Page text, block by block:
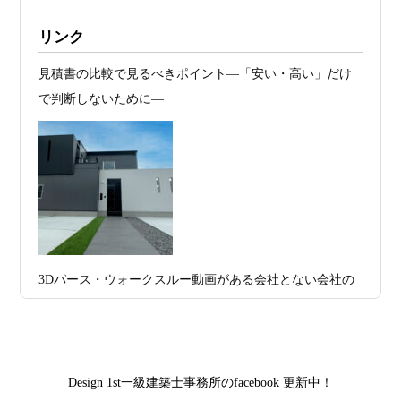
日
RC風デザインを実現するための設計戦略
デザイン住宅
2026年07月11
日
京都・滋賀で注文住宅を建てるなら、建
プラン、相談・3D設計で理想の家づくり
日
由なのか
家”を特別価格で体験できる最後のチャン
施工例・京都市北区・ハイクラスの家1UP
多数お問合せありがとうございました。2021～
2025年度 京都・滋賀の注文住宅モニター募
お問合せ有難う御座いました。京都市北区I様,京都市中京
区K様,京都市右京区S様,滋賀県大津市T様,京都市中京区A
様,京都市山科区E様,滋賀県大津市S様,滋賀県草津市D様,
京都市中京区M様,京都市北区M様,京都市上京区T様,京都
市中京区E様,滋賀県大津市T様,滋賀県大津市A様,京都市
山科区Y様,京都市中京区I様,京都市山科区D様,滋賀県草津
市S様,京都市北区A様,京都府宇治市I様,京都市中京区N様,
京区H様,京都府宇治市M様,京都市中京区I様,京都府宇治市
リンク
見積書の比較で見るべきポイント―「安い・高い」だけ
で判断しないために―
3Dパース・ウォークスルー動画がある会社とない会社の
Design 1st一級建築士事務所のfacebook 更新中！